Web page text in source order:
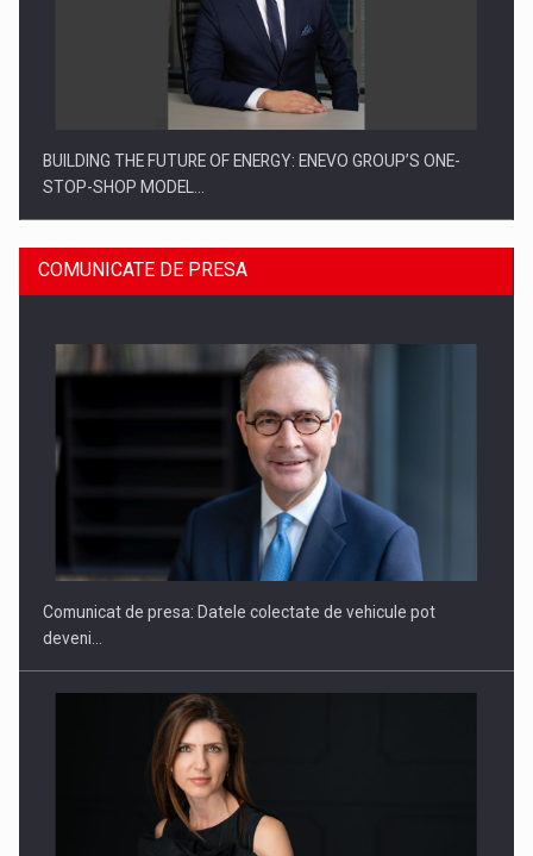
BUILDING THE FUTURE OF ENERGY: ENEVO GROUP’S ONE-
STOP-SHOP MODEL…
ROOTED IN ROMANIA, BUILT TO DELIVER TECHNOLOGY FOR
COMUNICATE DE PRESA
Comunicat de presa: Datele colectate de vehicule pot
deveni…